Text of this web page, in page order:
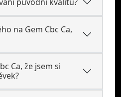
na Gem Cbc Ca,
Ca, že jsem si